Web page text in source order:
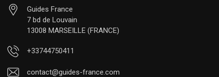
Guides France
7 bd de Louvain
13008 MARSEILLE (FRANCE)
+33744750411
contact@guides-france.com